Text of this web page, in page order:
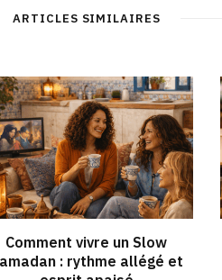
t
e
o
o
g
r
d
I
ARTICLES SIMILAIRES
Comment vivre un Slow
: rythme allégé et